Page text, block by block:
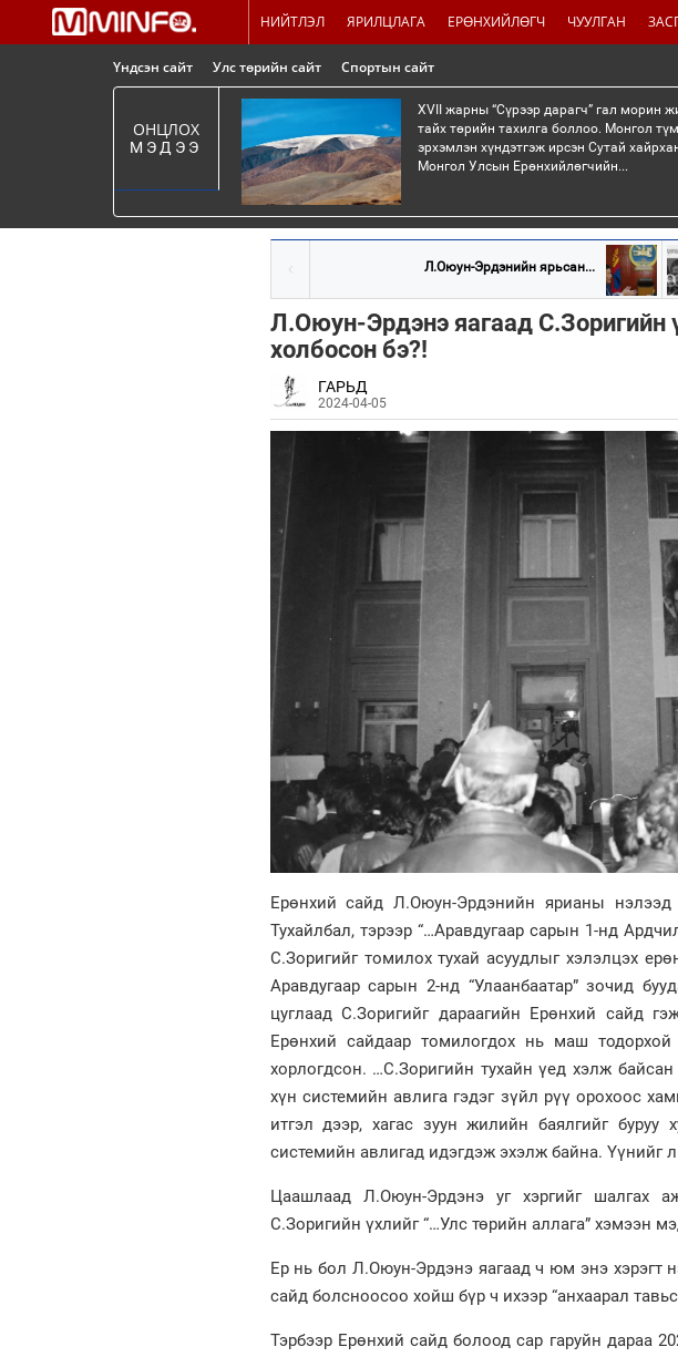
НИЙТЛЭЛ ЯРИЛЦЛАГА ЕРӨНХИЙЛӨГЧ ЧУУЛГАН
Үндсэн сайт Улс төрийн сайт Спортын сайт
ОНЦЛОХ
МЭДЭЭ
XVII жарны “Сүрээр дарагч” гал морин
тайх төрийн тахилга боллоо. Монгол
эрхэмлэн хүндэтгэж ирсэн Сутай
Монгол Улсын Ерөнхийлөгчийн...
Л.Оюун-Эрдэнийн ярьсан...
Л.Оюун-Эрдэнэ яагаад С.Зоригийн
холбосон бэ?!
ГАРЬД
2024-04-05
Ерөнхий сайд Л.Оюун-Эрдэнийн ярианы нэлээд
Тухайлбал, тэрээр “…Аравдугаар сарын 1-нд
С.Зоригийг томилох тухай асуудлыг хэлэлцэх
Аравдугаар сарын 2-нд “Улаанбаатар” зочид
цуглаад С.Зоригийг дараагийн Ерөнхий сайд
Ерөнхий сайдаар томилогдох нь маш
хорлогдсон. …С.Зоригийн тухайн үед хэлж
хүн системийн авлига гэдэг зүйл рүү орохоос
итгэл дээр, хагас зуун жилийн баялгийг
системийн авлигад идэгдэж эхэлж байна. Үүнийг л
Цаашлаад Л.Оюун-Эрдэнэ уг хэргийг шалгах
С.Зоригийн үхлийг “…Улс төрийн аллага” хэмээн
Ер нь бол Л.Оюун-Эрдэнэ яагаад ч юм энэ хэрэгт
сайд болсноосоо хойш бүр ч ихээр “анхаарал
Тэрбээр Ерөнхий сайд болоод сар гаруйн дараа